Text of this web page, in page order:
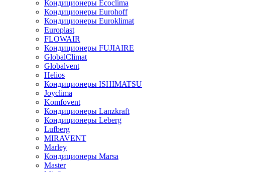
Кондиционеры Ecoclima
Кондиционеры Eurohoff
Кондиционеры Euroklimat
Europlast
FLOWAIR
Кондиционеры FUJIAIRE
GlobalClimat
Globalvent
Helios
Кондиционеры ISHIMATSU
Joyclima
Komfovent
Кондиционеры Lanzkraft
Кондиционеры Leberg
Lufberg
MIRAVENT
Marley
Кондиционеры Marsa
Master